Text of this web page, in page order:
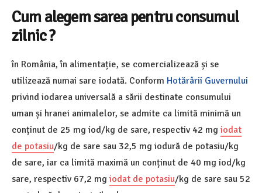
Cum alegem sarea pentru consumul
zilnic ?
în România, în alimentație, se comercializează și se
utilizează numai sare iodată. Conform Hotărârii Guvernului
privind iodarea universală a sării destinate consumului
uman și hranei animalelor, se admite ca limită minimă un
conținut de 25 mg iod/kg de sare, respectiv 42 mg iodat
de potasiu/kg de sare sau 32,5 mg iodură de potasiu/kg
de sare, iar ca limită maximă un conținut de 40 mg iod/kg
sare, respectiv 67,2 mg iodat de potasiu/kg de sare sau 52